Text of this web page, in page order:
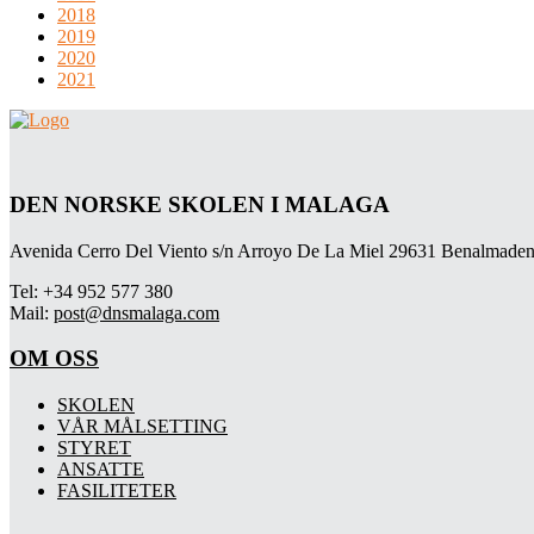
2018
2019
2020
2021
DEN NORSKE SKOLEN I MALAGA
Avenida Cerro Del Viento s/n Arroyo De La Miel 29631
Tel: +34 952 577 380
Mail: post@dnsmalaga.com
OM OSS
SKOLEN
VÅR MÅLSETTING
STYRET
ANSATTE
FASILITETER